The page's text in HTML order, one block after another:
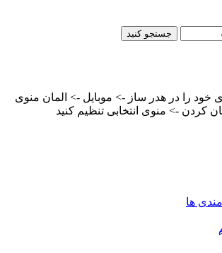
جستجو کنید
خود را در هدر ساز -> موبایل -> المان منوی
کردن -> منوی انتخابی تنظیم کنید
ها